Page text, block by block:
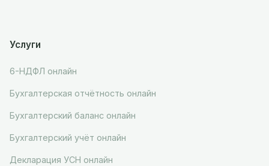
Услуги
6-НДФЛ онлайн
Бухгалтерская отчётность онлайн
Бухгалтерский баланс онлайн
Бухгалтерский учёт онлайн
Декларация УСН онлайн